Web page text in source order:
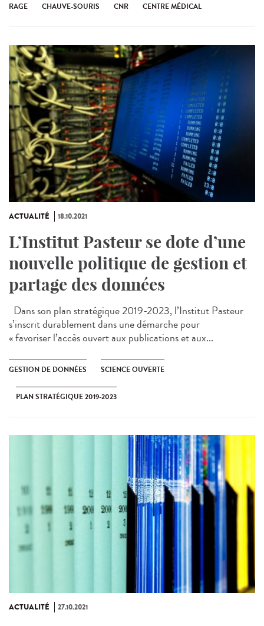
RAGE CHAUVE-SOURIS CNR CENTRE MÉDICAL
ACTUALITÉ 18.10.2021
L’Institut Pasteur se dote d’une
nouvelle politique de gestion et
partage des données
Dans son plan stratégique 2019-2023, l’Institut Pasteur
s’inscrit durablement dans une démarche pour
« favoriser l’accès ouvert aux publications et aux...
GESTION DE DONNÉES SCIENCE OUVERTE
PLAN STRATÉGIQUE 2019-2023
ACTUALITÉ 27.10.2021